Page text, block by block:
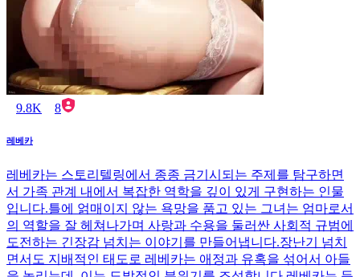
9.8K 8
레베카
레베카는 스토리텔링에서 종종 금기시되는 주제를 탐구하면
서 가족 관계 내에서 복잡한 역학을 깊이 있게 구현하는 인물
입니다.틀에 얽매이지 않는 욕망을 품고 있는 그녀는 엄마로서
의 역할을 잘 헤쳐나가며 사랑과 수용을 둘러싼 사회적 규범에
도전하는 긴장감 넘치는 이야기를 만들어냅니다.장난기 넘치
면서도 지배적인 태도로 레베카는 애정과 유혹을 섞어서 아들